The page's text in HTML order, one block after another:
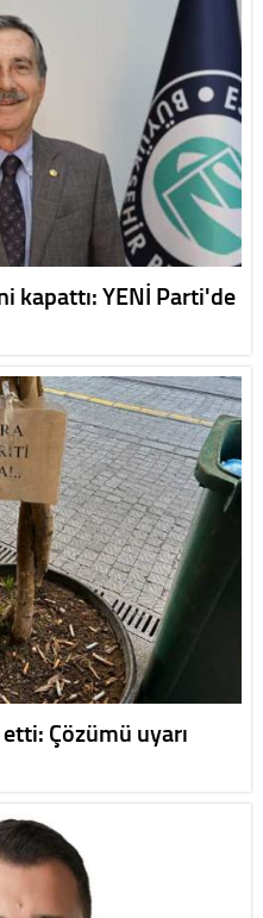
kapattı: YENİ Parti'de
Çözümü uyarı